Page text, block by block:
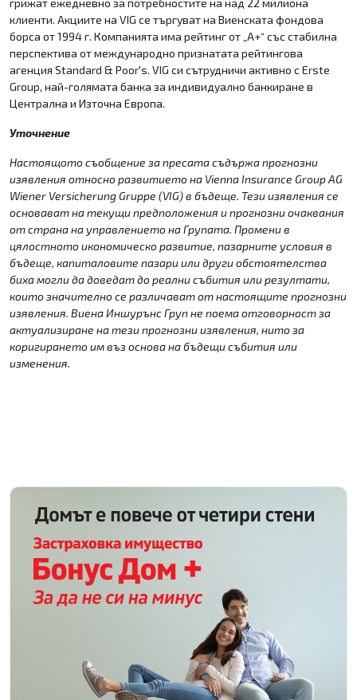
клиенти. Акциите на VIG се търгуват на Виенската фондова
борса от 1994 г. Компанията има рейтинг от „A+“ със стабилна
перспектива от международно признатата рейтингова
агенция Standard & Poor's. VIG си сътрудничи активно с Erste
Group, най-голямата банка за индивидуално банкиране в
Централна и Източна Европа.
Уточнение
Настоящото съобщение за пресата съдържа прогнозни
изявления относно развитието на Vienna Insurance Group AG
Wiener Versicherung Gruppe (VIG) в бъдеще. Тези изявления се
основават на текущи предположения и прогнозни очаквания
от страна на управлението на Групата. Промени в
цялостното икономическо развитие, пазарните условия в
бъдеще, капиталовите пазари или други обстоятелства
биха могли да доведат до реални събития или резултати,
които значително се различават от настоящите прогнозни
изявления. Виена Иншурънс Груп не поема отговорност за
актуализиране на тези прогнозни изявления, нито за
коригирането им въз основа на бъдещи събития или
изменения.